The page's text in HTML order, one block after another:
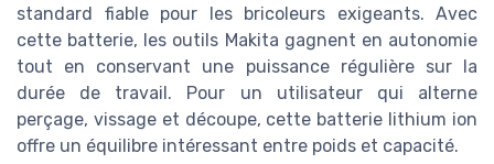
standard fiable pour les bricoleurs exigeants. Avec
cette batterie, les outils Makita gagnent en autonomie
tout en conservant une puissance régulière sur la
durée de travail. Pour un utilisateur qui alterne
perçage, vissage et découpe, cette batterie lithium ion
offre un équilibre intéressant entre poids et capacité.